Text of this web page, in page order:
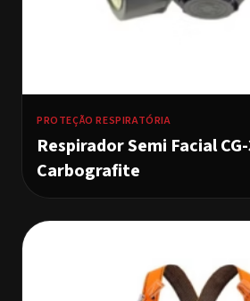
PROTEÇÃO RESPIRATÓRIA
Respirador Semi Facial
Carbografite